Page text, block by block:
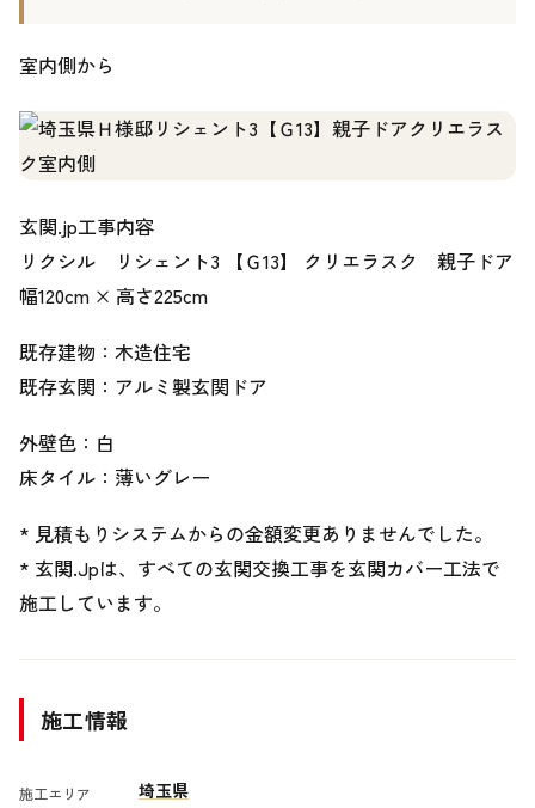
室内側から
玄関.jp工事内容
リクシル リシェント3 【Ｇ13】 クリエラスク 親子ドア
幅120cm × 高さ225cm
既存建物：木造住宅
既存玄関：アルミ製玄関ドア
外壁色：白
床タイル：薄いグレー
* 見積もりシステムからの金額変更ありませんでした。
* 玄関.Jpは、すべての玄関交換工事を玄関カバー工法で
施工しています。
施工情報
施工エリア 埼玉県